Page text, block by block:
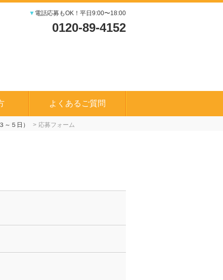
▼ 電話応募もOK！平日9:00〜18:00
0120-89-4152
よくあるご質問
５日） 応募フォーム